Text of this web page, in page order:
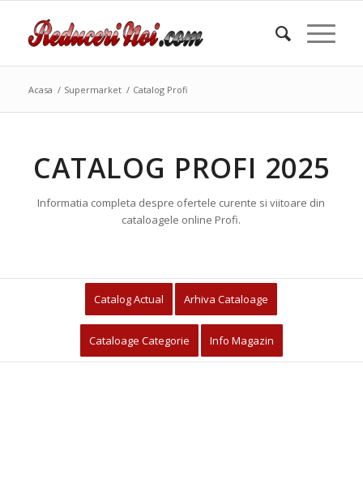
Acasa / Supermarket / Catalog Profi
CATALOG PROFI 2025
Informatia completa despre ofertele curente si viitoare din
cataloagele online Profi.
Catalog Actual Arhiva Cataloage
Cataloage Categorie Info Magazin